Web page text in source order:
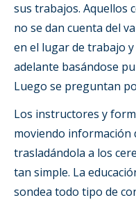
sus trabajos. Aquellos
no se dan cuenta del
en el lugar de trabajo
adelante basándose
Luego se preguntan
Los instructores y
moviendo información
trasladándola a los
tan simple. La
sondea todo tipo de